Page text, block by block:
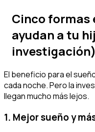
Cinco formas
ayudan a tu
investigación)
El beneficio para el
cada noche. Pero la
llegan mucho más lejos.
1. Mejor sueño y